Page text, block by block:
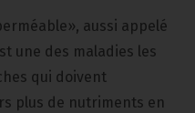
aussi appelé
une des maladies les
qui doivent
plus de nutriments en